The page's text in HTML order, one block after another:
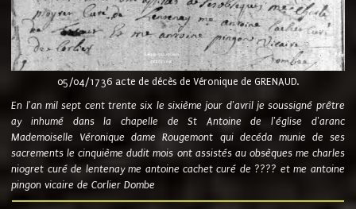
05/04/1736 acte de décès de Véronique de GRENAUD.
En l'an mil sept cent trente six le sixième jour d'avril je soussigné prêtre
ay inhumé dans la chapelle de St Antoine de l'église d'aranc
Mademoiselle Véronique dame Rougemont qui decéda munie de ses
sacrements le cinquième dudit mois ont assistés au obsèques me charles
niogret curé de lentenay me antoine cachet curé de ???? et me antoine
pingon vicaire de Corlier Dombe